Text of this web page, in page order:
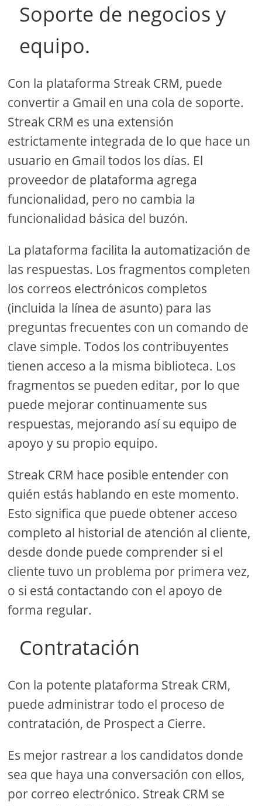
Soporte de negocios y
equipo.
Con la plataforma Streak CRM, puede
convertir a Gmail en una cola de soporte.
Streak CRM es una extensión
estrictamente integrada de lo que hace un
usuario en Gmail todos los días. El
proveedor de plataforma agrega
funcionalidad, pero no cambia la
funcionalidad básica del buzón.
La plataforma facilita la automatización de
las respuestas. Los fragmentos completen
los correos electrónicos completos
(incluida la línea de asunto) para las
preguntas frecuentes con un comando de
clave simple. Todos los contribuyentes
tienen acceso a la misma biblioteca. Los
fragmentos se pueden editar, por lo que
puede mejorar continuamente sus
respuestas, mejorando así su equipo de
apoyo y su propio equipo.
Streak CRM hace posible entender con
quién estás hablando en este momento.
Esto significa que puede obtener acceso
completo al historial de atención al cliente,
desde donde puede comprender si el
cliente tuvo un problema por primera vez,
o si está contactando con el apoyo de
forma regular.
Contratación
Con la potente plataforma Streak CRM,
puede administrar todo el proceso de
contratación, de Prospect a Cierre.
Es mejor rastrear a los candidatos donde
sea que haya una conversación con ellos,
por correo electrónico. Streak CRM se